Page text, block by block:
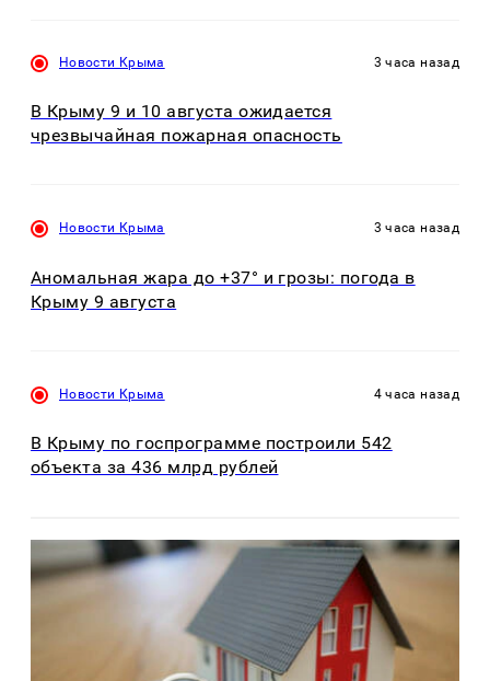
Новости Крыма 3 часа назад
В Крыму 9 и 10 августа ожидается
чрезвычайная пожарная опасность
Новости Крыма 3 часа назад
Аномальная жара до +37° и грозы: погода в
Крыму 9 августа
Новости Крыма 4 часа назад
В Крыму по госпрограмме построили 542
объекта за 436 млрд рублей